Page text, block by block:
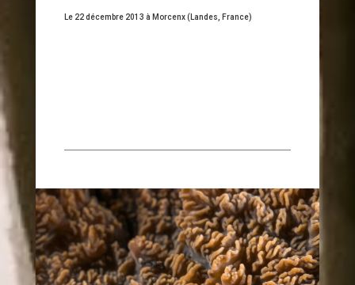
Le 22 décembre 2013 à Morcenx (Landes, France)